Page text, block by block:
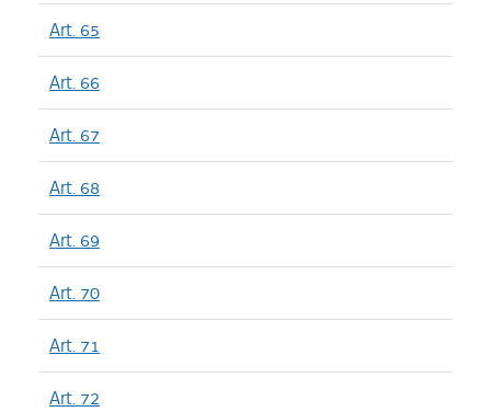
Art. 65
Art. 66
Art. 67
Art. 68
Art. 69
Art. 70
Art. 71
Art. 72